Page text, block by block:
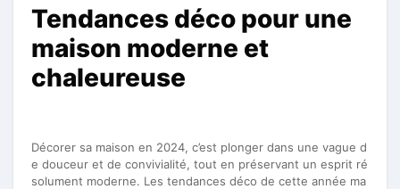
Tendances déco pour une
maison moderne et
chaleureuse
Décorer sa maison en 2024, c’est plonger dans une vague d
e douceur et de convivialité, tout en préservant un esprit ré
solument moderne. Les tendances déco de cette année ma